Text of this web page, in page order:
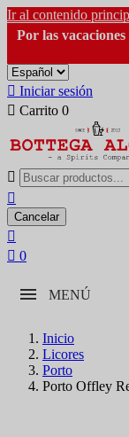
Ir al contenido
Por las
 Iniciar sesión
 Carrito 0


Cancelar

 0
MENÚ
Inicio
Licores
Porto
Porto Offley